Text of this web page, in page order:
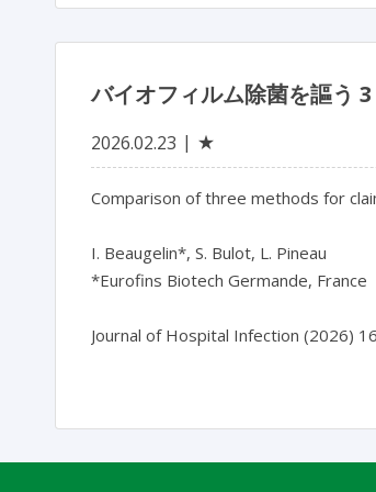
バイオフィルム除菌を謳う
2026.02.23 ★
Comparison of three methods for
I. Beaugelin*, S. Bulot, L. Pineau
*Eurofins Biotech Germande, France
Journal of Hospital Infection (2026)